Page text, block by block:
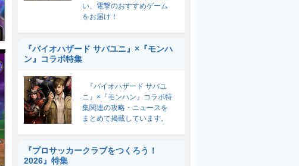
い、電撃のおすすめゲーム
をお届け！
『バイオハザード サバユニ』×『モンハ
ン』コラボ特集
『バイオハザード サバユ
ニ』×『モンハン』コラボ特
集関連の攻略・ニュースを
まとめて掲載しています。
『プロサッカークラブをつくろう！
2026』特集